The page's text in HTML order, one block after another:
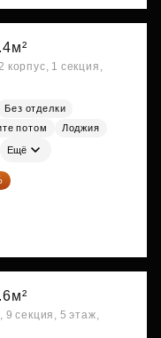
корпус, 1 секция,
Без отделки
потом
Лоджия
Ещё
9 секция, 5 этаж,